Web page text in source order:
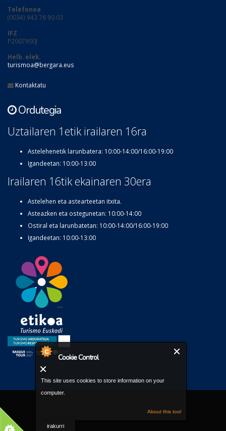
Cookie Control
This site uses cookies to store information on your
computer.
About this tool
irakurri
Telefonoa
(0034) 943 76 90 03
IFZ
P2007900J
Helb. elek.
turismoa@bergara.eus
Kontaktatu
Ordutegia
Uztailaren 1etik irailaren 16ra
Astelehenetik larunbatera: 10:00-14:00/16:00-19:00
Igandeetan: 10:00-13:00
Irailaren 16tik ekainaren 30era
Astelehen eta astearteetan itxita.
Asteazken eta ostegunetan: 10:00-14:00
Ostiral eta larunbatetan: 10:00-14:00/16:00-19:00
Igandeetan: 10:00-13:00